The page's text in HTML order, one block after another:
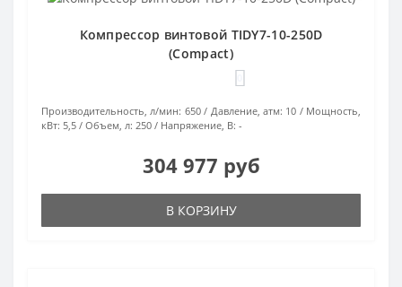
Компрессор винтовой TIDY7-10-250D
(Compact)
Производительность, л/мин: 650 Давление, атм: 10
Мощность,
кВт: 5,5 Объем, л: 250 Напряжение, В: -
304 977 руб
В КОРЗИНУ